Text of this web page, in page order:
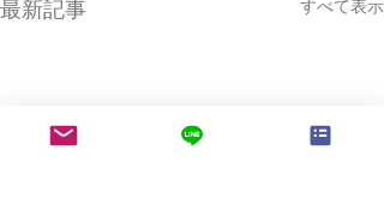
最新記事 すべて表示